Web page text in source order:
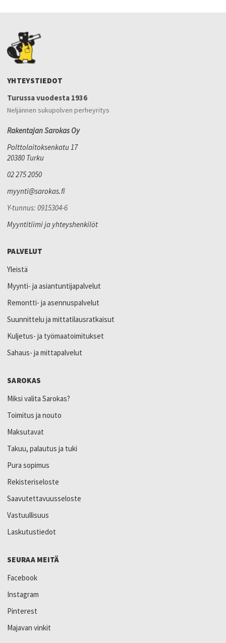
YHTEYSTIEDOT
Turussa vuodesta 1936
Neljännen sukupolven perheyritys
Rakentajan Sarokas Oy
Polttolaitoksenkatu 17
20380 Turku
02 275 2050
myynti@sarokas.fi
Y-tunnus: 0915304-6
Myyntitiimi ja yhteyshenkilöt
PALVELUT
Yleistä
Myynti- ja asiantuntijapalvelut
Remontti- ja asennuspalvelut
Suunnittelu ja mittatilausratkaisut
Kuljetus- ja työmaatoimitukset
Sahaus- ja mittapalvelut
SAROKAS
Miksi valita Sarokas?
Toimitus ja nouto
Maksutavat
Takuu, palautus ja tuki
Pura sopimus
Rekisteriseloste
Saavutettavuusseloste
Vastuullisuus
Laskutustiedot
SEURAA MEITÄ
Facebook
Instagram
Pinterest
Majavan vinkit